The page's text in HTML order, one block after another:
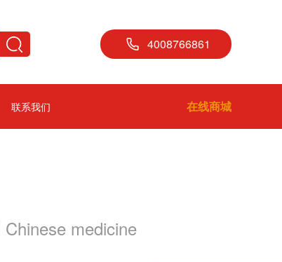
4008766861
联系我们 在线商城
medicine